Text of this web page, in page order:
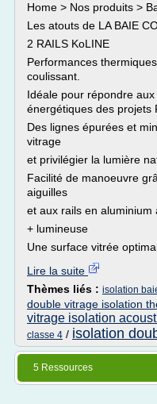
Home > Nos produits >
Les atouts de LA BAIE
2 RAILS KoLINE
Performances
coulissant.
Idéale pour répondre
énergétiques des projets
Des lignes épurées et
vitrage
et privilégier la lumière
Facilité de manoeuvre
aiguilles
et aux rails en aluminium
+ lumineuse
Une surface vitrée
Lire la suite
Thèmes liés : isolation
double vitrage isolation
vitrage isolation
classe 4 / isolation
5 Ressources